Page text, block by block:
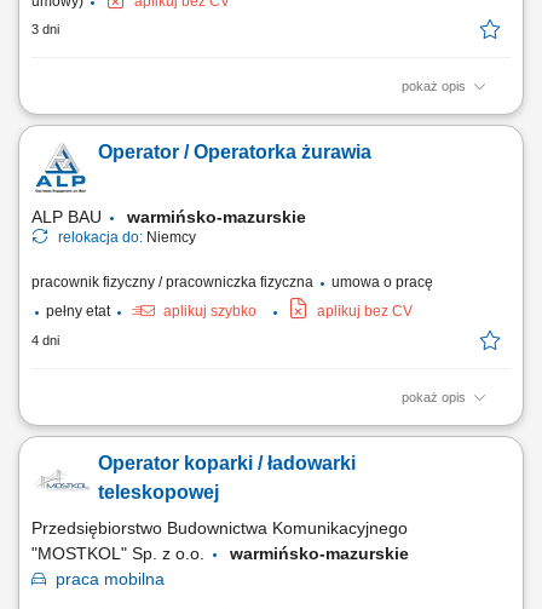
3 dni
pokaż opis
Sterowanie koparką kołową, ładowarką teleskopową lub koparko-
transportowych w trakcie budowy obiektów mostowych. Wykonywanie
codziennych przeglądów, czyszczenia oraz podstawowych prac
Operator / Operatorka żurawia
ALP BAU warmińsko-mazurskie
relokacja do: Niemcy
pracownik fizyczny / pracowniczka fizyczna
umowa o pracę
pełny etat
aplikuj szybko aplikuj bez CV
4 dni
pokaż opis
Opis stanowiska obsługa żurawia wieżowego w ramach projektów
montażowych i transportowych, utrzymanie porządku i bezpieczeństwa
na stanowisku pracy, współpraca z zespołem w celu terminowej
Operator koparki / ładowarki
teleskopowej
Przedsiębiorstwo Budownictwa Komunikacyjnego
"MOSTKOL" Sp. z o.o.
warmińsko-mazurskie
praca mobilna